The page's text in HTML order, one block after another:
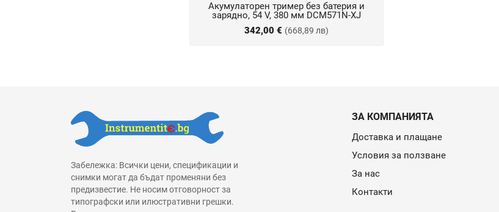
Акумулаторен тример без батерия и
зарядно, 54 V, 380 мм DCM571N-XJ
342,00 € (668,89 лв)
Забележка: Всички цени, спецификации и
снимки могат да бъдат променяни без
предизвестие. Не носим отговорност за
типографски или илюстративни грешки.
ЗА КОМПАНИЯТА
Доставка и плащане
Условия за ползване
За нас
Контакти